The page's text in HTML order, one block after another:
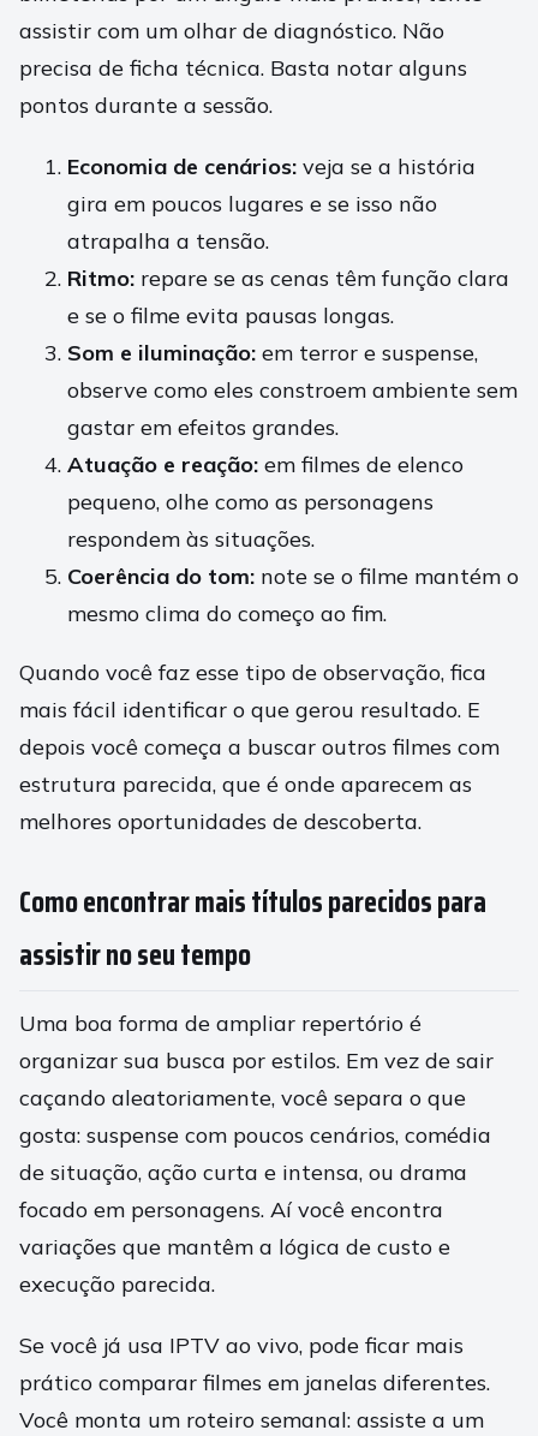
assistir com um olhar de diagnóstico. Não
precisa de ficha técnica. Basta notar alguns
pontos durante a sessão.
Economia de cenários: veja se a história
gira em poucos lugares e se isso não
atrapalha a tensão.
Ritmo: repare se as cenas têm função clara
e se o filme evita pausas longas.
Som e iluminação: em terror e suspense,
observe como eles constroem ambiente sem
gastar em efeitos grandes.
Atuação e reação: em filmes de elenco
pequeno, olhe como as personagens
respondem às situações.
Coerência do tom: note se o filme mantém o
mesmo clima do começo ao fim.
Quando você faz esse tipo de observação, fica
mais fácil identificar o que gerou resultado. E
depois você começa a buscar outros filmes com
estrutura parecida, que é onde aparecem as
melhores oportunidades de descoberta.
Como encontrar mais títulos parecidos para
assistir no seu tempo
Uma boa forma de ampliar repertório é
organizar sua busca por estilos. Em vez de sair
caçando aleatoriamente, você separa o que
gosta: suspense com poucos cenários, comédia
de situação, ação curta e intensa, ou drama
focado em personagens. Aí você encontra
variações que mantêm a lógica de custo e
execução parecida.
Se você já usa IPTV ao vivo, pode ficar mais
prático comparar filmes em janelas diferentes.
Você monta um roteiro semanal: assiste a um